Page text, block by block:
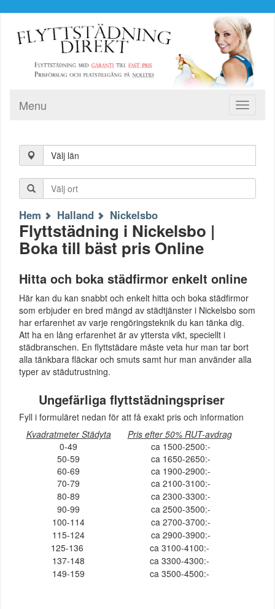
Toggle
Menu
Välj län
Hem Halland Nickelsbo
Flyttstädning i Nickelsbo |
Boka till bäst pris Online
Hitta och boka städfirmor enkelt online
Här kan du kan snabbt och enkelt hitta och boka städfirmor
som erbjuder en bred mängd av städtjänster i Nickelsbo som
har erfarenhet av varje rengöringsteknik du kan tänka dig.
Att ha en lång erfarenhet är av yttersta vikt, speciellt i
städbranschen. En flyttstädare måste veta hur man tar bort
alla tänkbara fläckar och smuts samt hur man använder alla
typer av städutrustning.
Ungefärliga flyttstädningspriser
Fyll i formuläret nedan för att få exakt pris och information
Kvadratmeter Städyta
Pris efter 50% RUT-avdrag
0-49
ca 1500-2500:-
50-59
ca 1650-2650:-
60-69
ca 1900-2900:-
70-79
ca 2100-3100:-
80-89
ca 2300-3300:-
90-99
ca 2500-3500:-
100-114
ca 2700-3700:-
115-124
ca 2900-3900:-
125-136
ca 3100-4100:-
137-148
ca 3300-4300:-
149-159
ca 3500-4500:-